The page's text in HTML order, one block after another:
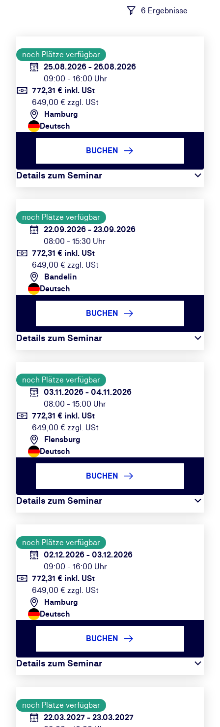
6 Ergebnisse
noch Plätze verfügbar
25.08.2026 - 26.08.2026
09:00 - 16:00 Uhr
772,31 € inkl. USt
649,00 € zzgl. USt
Hamburg
Deutsch
Details zum Seminar
BUCHEN
noch Plätze verfügbar
22.09.2026 - 23.09.2026
08:00 - 15:30 Uhr
772,31 € inkl. USt
649,00 € zzgl. USt
Bandelin
Deutsch
Details zum Seminar
BUCHEN
noch Plätze verfügbar
03.11.2026 - 04.11.2026
08:00 - 15:00 Uhr
772,31 € inkl. USt
649,00 € zzgl. USt
Flensburg
Deutsch
Details zum Seminar
BUCHEN
noch Plätze verfügbar
02.12.2026 - 03.12.2026
09:00 - 16:00 Uhr
772,31 € inkl. USt
649,00 € zzgl. USt
Hamburg
Deutsch
Details zum Seminar
BUCHEN
noch Plätze verfügbar
22.03.2027 - 23.03.2027